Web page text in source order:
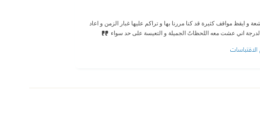
و ايقظ مواقف كثيرة قد كنا مررنا بها و تراكم عليها غبار الزمن و اعاد
لدرجة اني عشت معه اللحظاتً الجميلة و التعيسة على حد سواء